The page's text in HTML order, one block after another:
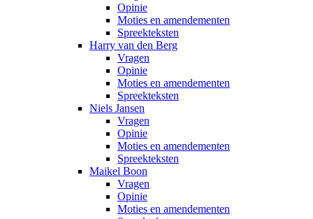
Opinie
Moties en amendementen
Spreekteksten
Harry van den Berg
Vragen
Opinie
Moties en amendementen
Spreekteksten
Niels Jansen
Vragen
Opinie
Moties en amendementen
Spreekteksten
Maikel Boon
Vragen
Opinie
Moties en amendementen